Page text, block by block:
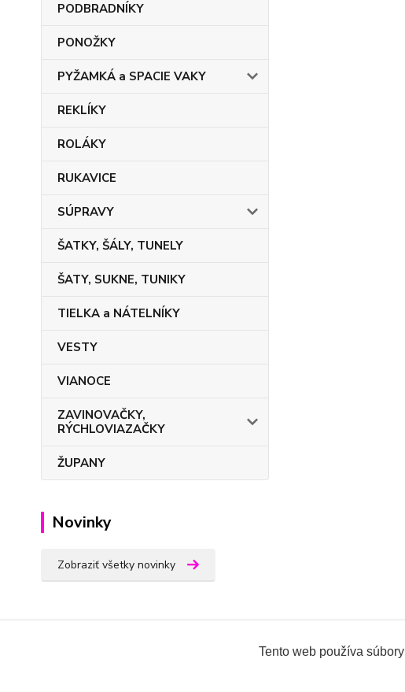
PODBRADNÍKY
PONOŽKY
PYŽAMKÁ a SPACIE VAKY
REKLÍKY
ROLÁKY
RUKAVICE
SÚPRAVY
ŠATKY, ŠÁLY, TUNELY
ŠATY, SUKNE, TUNIKY
TIELKA a NÁTELNÍKY
VESTY
VIANOCE
ZAVINOVAČKY,
RÝCHLOVIAZAČKY
ŽUPANY
Novinky
Zobraziť všetky novinky
Tento web používa